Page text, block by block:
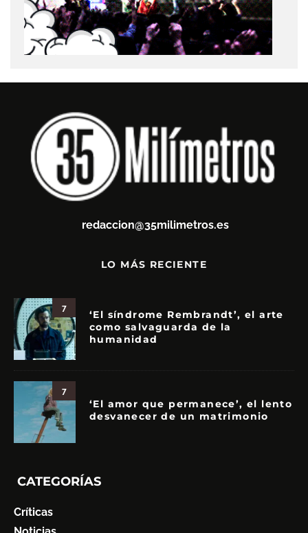
redaccion@35milimetros.es
LO MÁS RECIENTE
7
‘El síndrome Rembrandt’, el arte
como salvaguarda de la
humanidad
7
‘El amor que permanece’, el lento
desvanecer de un matrimonio
CATEGORÍAS
Críticas